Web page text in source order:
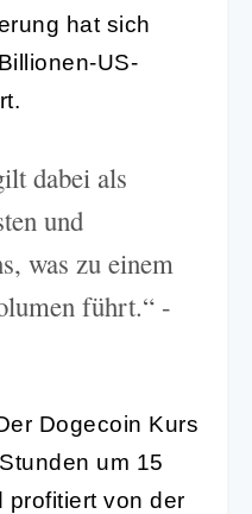
hat sich
US-
dabei als
und
was zu einem
führt.“ -
Dogecoin Kurs
um 15
profitiert von der